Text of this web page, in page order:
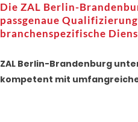
Die ZAL Berlin-
passgenaue
branchenspezifische
ZAL Berlin-Brandenburg
kompetent mit